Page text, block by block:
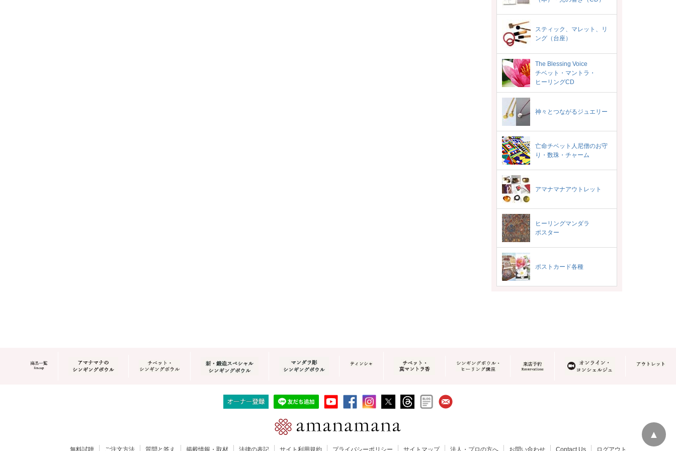
スティック、マレット、リ
ング（台座）
The Blessing Voice
チベット・マントラ・
ヒーリングCD
神々とつながるジュエリー
亡命チベット人尼僧のお守
り・数珠・チャーム
アマナマナアウトレット
ヒーリングマンダラ
ポスター
ポストカード各種
無料試聴 ご注文方法 質問と答え 掲載情報・取材 法律の表記 サイト利用規約 プライバシーポリシー サイトマップ 法人・プロの方へ お問い合わせ Contact Us ログアウト
▲